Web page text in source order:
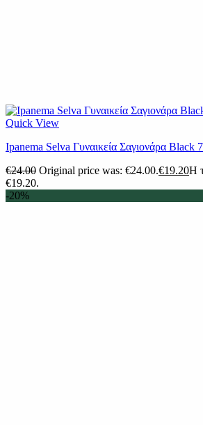
Quick View
Ipanema Selva Γυναικεία Σαγιονάρα Black
€24.00 Original price was: €24.00.€19.20Η
€19.20.
-20%